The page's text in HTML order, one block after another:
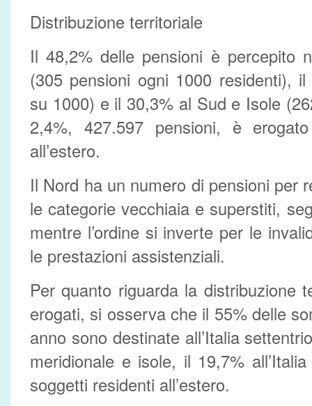
Distribuzione territoriale
Il 48,2% delle pensioni è percepito
(305 pensioni ogni 1000 residenti),
su 1000) e il 30,3% al Sud e Isole
2,4%, 427.597 pensioni, è
all’estero.
Il Nord ha un numero di pensioni per
le categorie vecchiaia e superstiti,
mentre l’ordine si inverte per le
le prestazioni assistenziali.
Per quanto riguarda la distribuzione
erogati, si osserva che il 55% delle
anno sono destinate all’Italia
meridionale e isole, il 19,7%
soggetti residenti all’estero.